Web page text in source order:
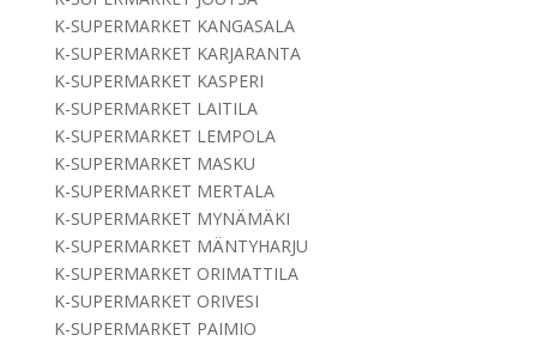
K-SUPERMARKET KANGASALA
K-SUPERMARKET KARJARANTA
K-SUPERMARKET KASPERI
K-SUPERMARKET LAITILA
K-SUPERMARKET LEMPOLA
K-SUPERMARKET MASKU
K-SUPERMARKET MERTALA
K-SUPERMARKET MYNÄMÄKI
K-SUPERMARKET MÄNTYHARJU
K-SUPERMARKET ORIMATTILA
K-SUPERMARKET ORIVESI
K-SUPERMARKET PAIMIO